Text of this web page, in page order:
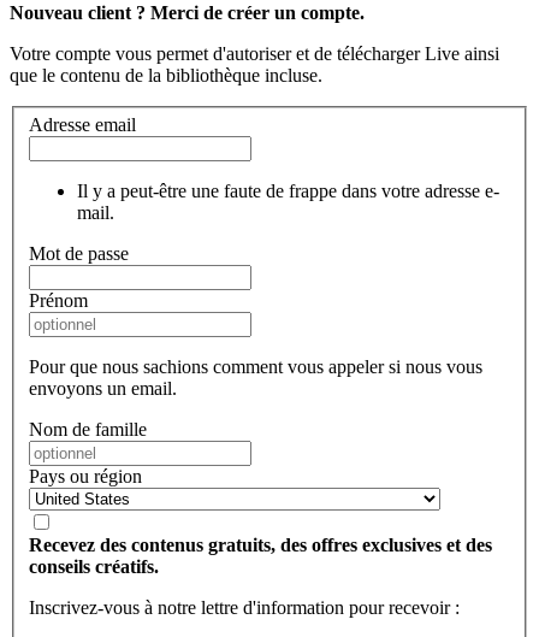
Nouveau client ? Merci de créer un compte.
Votre compte vous permet d'autoriser et de télécharger Live ainsi
que le contenu de la bibliothèque incluse.
Adresse email
Il y a peut-être une faute de frappe dans votre adresse e-
mail.
Mot de passe
Prénom
Pour que nous sachions comment vous appeler si nous vous
envoyons un email.
Nom de famille
Pays ou région
Recevez des contenus gratuits, des offres exclusives et des
conseils créatifs.
Inscrivez-vous à notre lettre d'information pour recevoir :